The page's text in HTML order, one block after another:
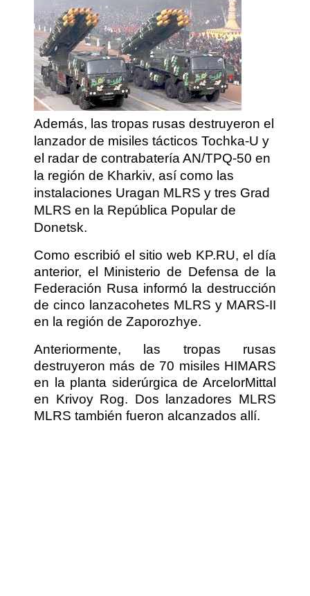
Además, las tropas rusas destruyeron el
lanzador de misiles tácticos Tochka-U y
el radar de contrabatería AN/TPQ-50 en
la región de Kharkiv, así como las
instalaciones Uragan MLRS y tres Grad
MLRS en la República Popular de
Donetsk.
Como escribió el sitio web KP.RU, el día
anterior, el Ministerio de Defensa de la
Federación Rusa informó la destrucción
de cinco lanzacohetes MLRS y MARS-II
en la región de Zaporozhye.
Anteriormente, las tropas rusas
destruyeron más de 70 misiles HIMARS
en la planta siderúrgica de ArcelorMittal
en Krivoy Rog. Dos lanzadores MLRS
MLRS también fueron alcanzados allí.